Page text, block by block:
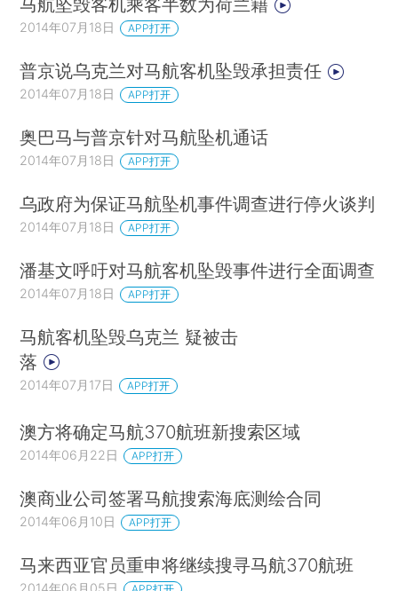
2014年07月18日 APP打开
普京说乌克兰对马航客机坠毁承担责任
2014年07月18日 APP打开
奥巴马与普京针对马航坠机通话
2014年07月18日 APP打开
乌政府为保证马航坠机事件调查进行停火谈判
2014年07月18日 APP打开
潘基文呼吁对马航客机坠毁事件进行全面调查
2014年07月18日 APP打开
马航客机坠毁乌克兰 疑被击
落
2014年07月17日 APP打开
澳方将确定马航370航班新搜索区域
2014年06月22日 APP打开
澳商业公司签署马航搜索海底测绘合同
2014年06月10日 APP打开
马来西亚官员重申将继续搜寻马航370航班
2014年06月05日